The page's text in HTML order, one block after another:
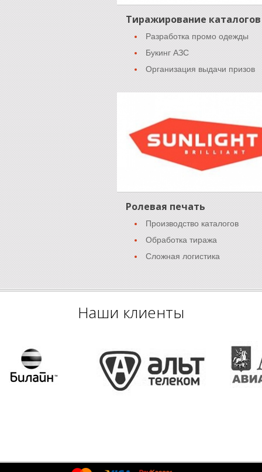
Тиражирование каталогов
Разработка промо одежды
Букинг АЗС
Организация выдачи призов
Ролевая печать
Производство каталогов
Обработка тиража
Сложная логистика
Наши клиенты